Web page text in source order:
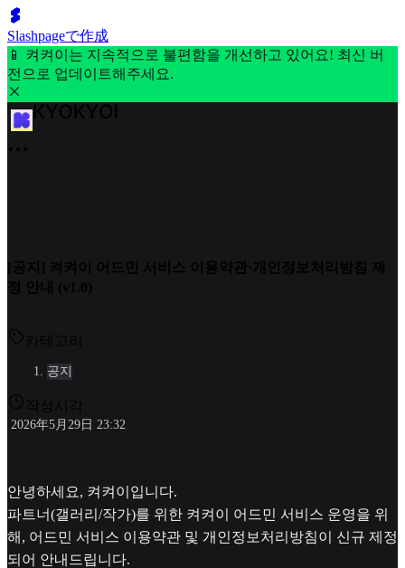
Slashpageで作成
📱 켜켜이는 지속적으로 불편함을 개선하고 있어요! 최신 버
전으로 업데이트해주세요.
[공지] 켜켜이 어드민 서비스 이용약관·개인정보처리방침 제
정 안내 (v1.0)
카테고리
공지
작성시각
2026年5月29日 23:32
안녕하세요, 켜켜이입니다.
파트너(갤러리/작가)를 위한 켜켜이 어드민 서비스 운영을 위
해, 어드민 서비스 이용약관 및 개인정보처리방침이 신규 제정
되어 안내드립니다.